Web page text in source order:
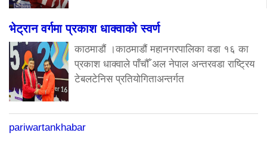
भेट्रान वर्गमा प्रकाश धाक्वाको स्वर्ण
काठमाडौं ।काठमाडौं महानगरपालिका वडा १६ का
प्रकाश धाक्वाले पाँचौँ अल नेपाल अन्तरवडा राष्ट्रिय
टेबलटेनिस प्रतियोगिताअन्तर्गत
pariwartankhabar